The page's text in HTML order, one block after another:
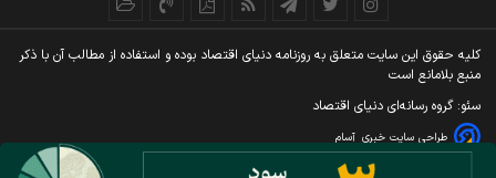
کليه حقوق اين سايت متعلق به روزنامه دنيای اقتصاد بوده و استفاده از مطالب آن با ذکر
منبع بلامانع است
سئو: گروه رسانه‌ای دنیای اقتصاد
طراحی سایت خبری آسام